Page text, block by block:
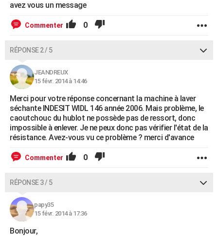
avez vous un message
Commenter 0
RÉPONSE 2 / 5
JEANDREUX
15 févr. 2014 à 14:46
Merci pour votre réponse concernant la machine à laver
séchante INDESIT WIDL 146 année 2006. Mais problème, le
caoutchouc du hublot ne possède pas de ressort, donc
impossible à enlever. Je ne peux donc pas vérifier l'état de la
résistance. Avez-vous vu ce problème ? merci d'avance
Commenter 0
RÉPONSE 3 / 5
papy35
15 févr. 2014 à 17:36
Bonjour,